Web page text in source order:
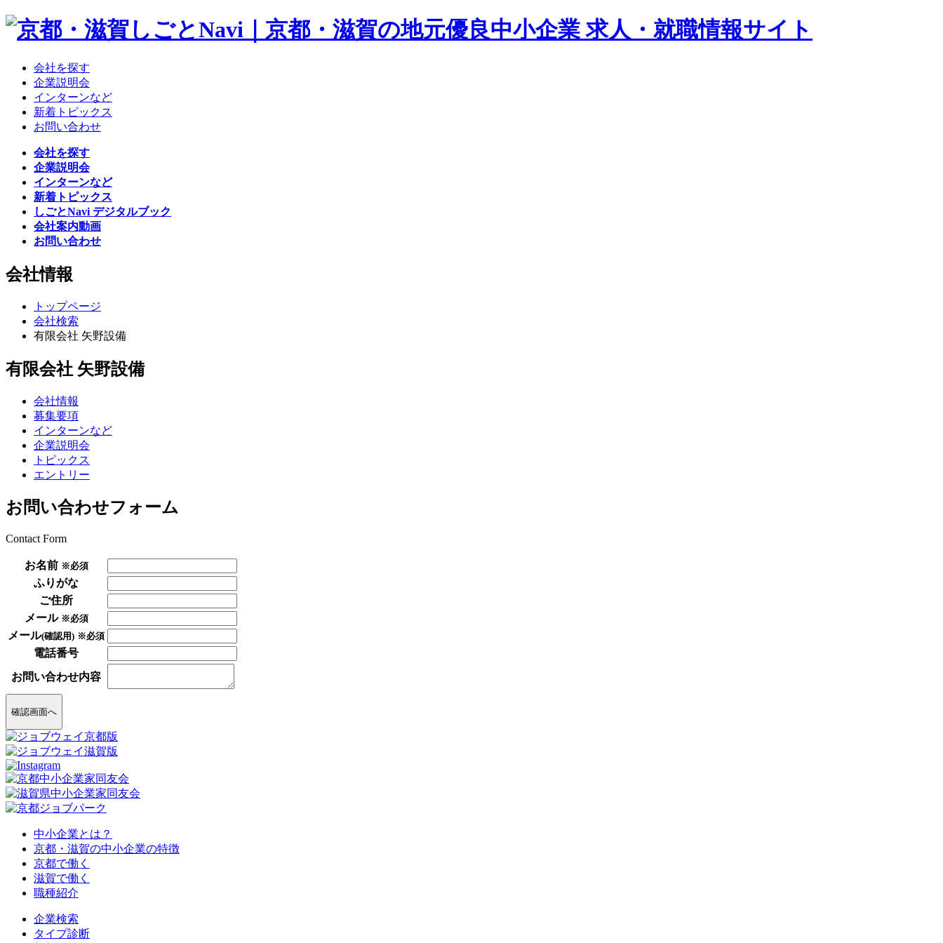
会社を探す
企業説明会
インターンなど
新着トピックス
お問い合わせ
会社を探す
企業説明会
インターンなど
新着トピックス
しごとNavi デジタルブック
会社案内動画
お問い合わせ
会社情報
トップページ
会社検索
有限会社 矢野設備
有限会社 矢野設備
会社情報
募集要項
インターンなど
企業説明会
トピックス
エントリー
お問い合わせフォーム
Contact Form
お名前 ※必須
ふりがな
ご住所
メール ※必須
メール(確認用) ※必須
電話番号
お問い合わせ内容
確認画面へ
中小企業とは？
京都・滋賀の中小企業の特徴
京都で働く
滋賀で働く
職種紹介
企業検索
タイプ診断